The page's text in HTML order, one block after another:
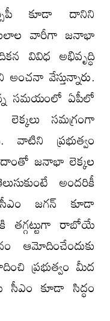
కూడా దానిని
కులాల వారీగా జనాభా
వివిధ అభివృద్ధి
వేస్తున్నారు.
సమయంలో ఏపీలో
సమగ్రంగా
వాటిని ప్రభుత్వం
దాంతో జనాభా లెక్కల
అందరికీ
జగన్ కూడా
తగ్గట్టుగా రాబోయే
ఆమోదించేందుకు
ప్రభుత్వం మీద
సీఎం కూడా సిద్ధం